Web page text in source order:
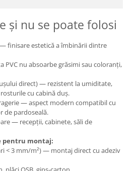
și nu se poate folosi
finisare estetică a îmbinării dintre
PVC nu absoarbe grăsimi sau coloranți,
direct) — rezistent la umiditate,
cu cabină duș.
— aspect modern compatibil cu
de pardoseală.
— recepții, cabinete, săli de
pentru montaj:
< 3 mm/m²) — montaj direct cu adeziv